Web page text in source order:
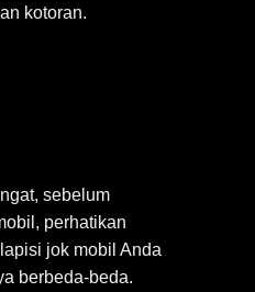
kotoran.
sebelum
perhatikan
jok mobil Anda
berbeda-beda.